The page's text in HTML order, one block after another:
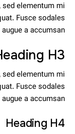
elementum mi
Fusce sodales
a accumsan.
H3
elementum mi
Fusce sodales
a accumsan.
Heading H4